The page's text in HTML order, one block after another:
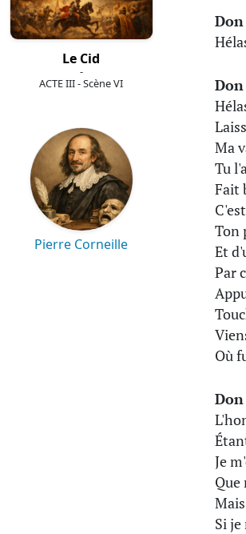
Le Cid
-
ACTE III - Scène VI
Pierre Corneille
Ma
Tu
Fait
Ton
Et
Par
Où
Je
Que
Si